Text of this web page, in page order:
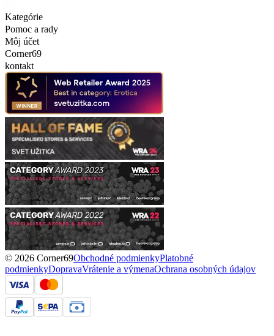
Kategórie
Pomoc a rady
Môj účet
Corner69
kontakt
© 2026 Corner69Obchodné podmienkyPlatobné
podmienkyDopravaVrátenie a výmenaOchrana osobných údajov